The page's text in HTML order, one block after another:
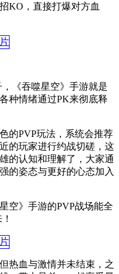
KO，直接打爆对方血
《吞噬星空》手游就是
种情绪通过PK来彻底释
的PVP玩法，系统会推荐
的玩家进行约战切磋，这
的认知和理解了，大家通
的姿态与更好的心态加入
空》手游的PVP战场能全
热血与激情并未结束，之